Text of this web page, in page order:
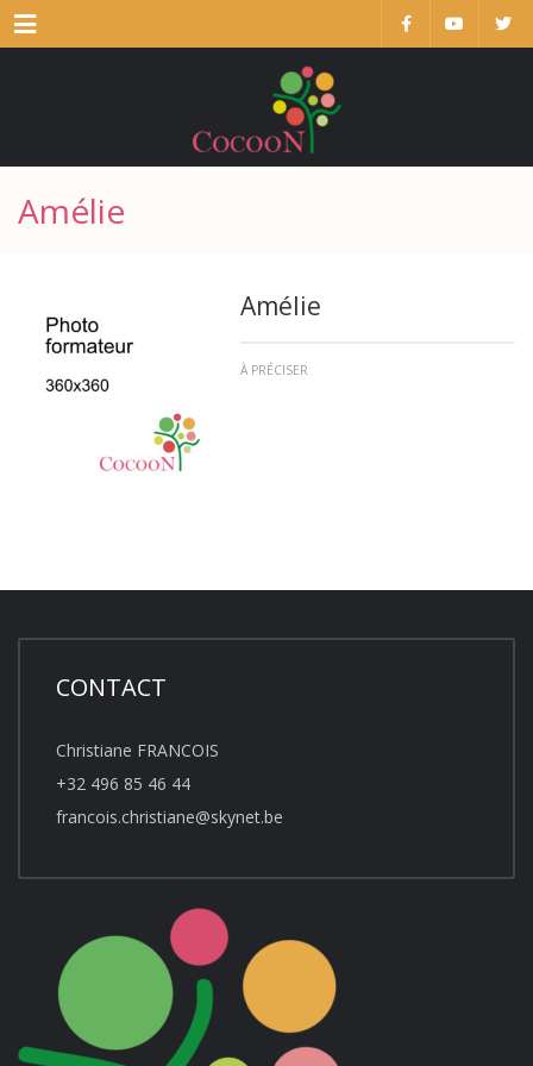
Menu
Amélie
Amélie
À PRÉCISER
CONTACT
Christiane FRANCOIS
+32 496 85 46 44
francois.christiane@skynet.be